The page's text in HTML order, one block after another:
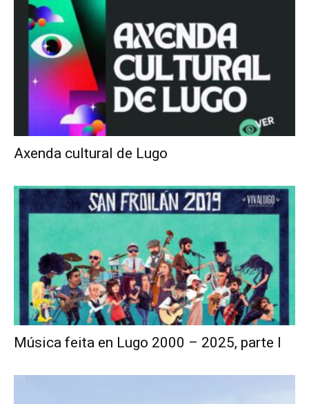
Axenda cultural de Lugo
Música feita en Lugo 2000 – 2025, parte I